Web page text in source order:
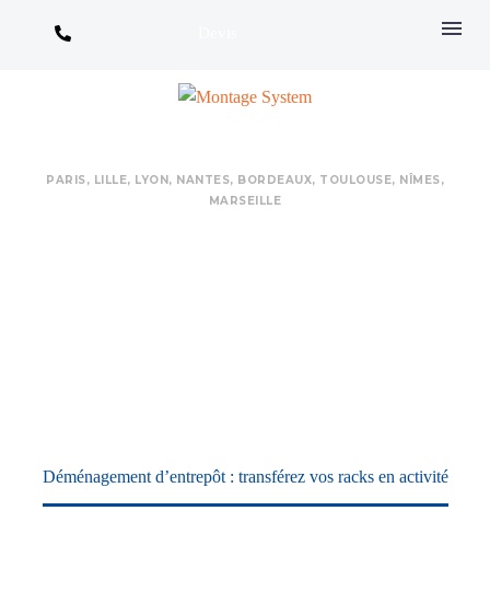
PARIS, LILLE, LYON, NANTES,​ BORDEAUX,​ TOULOUSE, NÎMES,​
MARSEILLE
ACTIVITÉ
Déménagement d’entrepôt : transférez vos racks en activité